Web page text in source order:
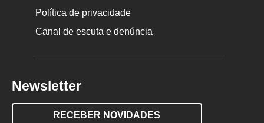
Política de privacidade
Canal de escuta e denúncia
Newsletter
RECEBER NOVIDADES